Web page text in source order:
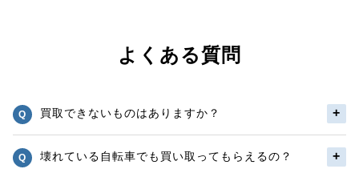
よくある質問
買取できないものはありますか？
壊れている自転車でも買い取ってもらえるの？